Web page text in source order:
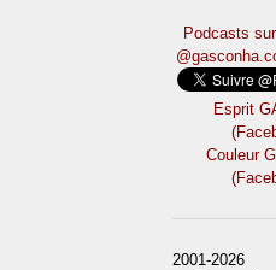
Podcasts
Esprit
Couleur
2001-2026